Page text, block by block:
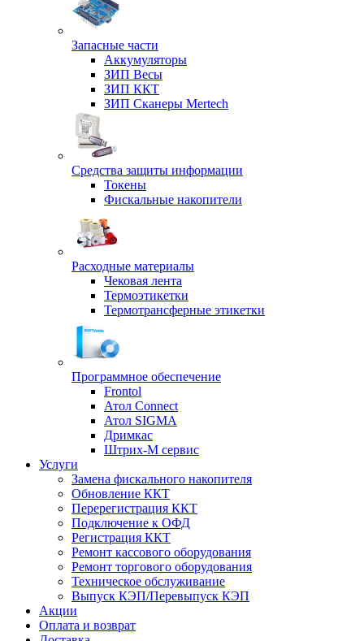
Запасные части
Аккумуляторы
ЗИП Весы
ЗИП ККТ
ЗИП Сканеры Mertech
Средства защиты информации
Токены
Фискальные накопители
Расходные материалы
Чековая лента
Термоэтикетки
Термотрансферные этикетки
Программное обеспечение
Frontol
Атол Connect
Атол SIGMA
Дримкас
Штрих-М сервис
Услуги
Замена фискального накопителя
Обновление ККТ
Перерегистрация ККТ
Подключение к ОФД
Регистрация ККТ
Ремонт кассового оборудования
Ремонт торгового оборудования
Техническое обслуживание
Выпуск КЭП/Перевыпуск КЭП
Акции
Оплата и возврат